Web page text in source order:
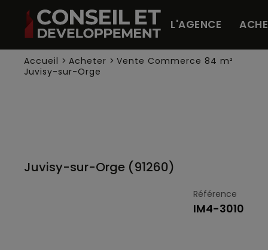
L'AGENCE
Accueil > Acheter > Vente Commerce 84 m²
Juvisy-sur-Orge
Juvisy-sur-Orge (91260)
Référence
IM4-3010